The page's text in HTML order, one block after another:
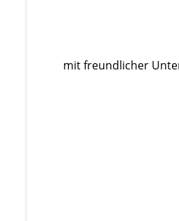
mit freundlicher